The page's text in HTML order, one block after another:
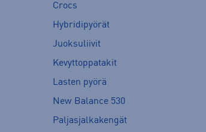
Crocs
Hybridipyörät
Juoksuliivit
Kevyttoppatakit
Lasten pyörä
New Balance 530
Paljasjalkakengät